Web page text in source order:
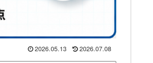
2026.05.13 2026.07.08